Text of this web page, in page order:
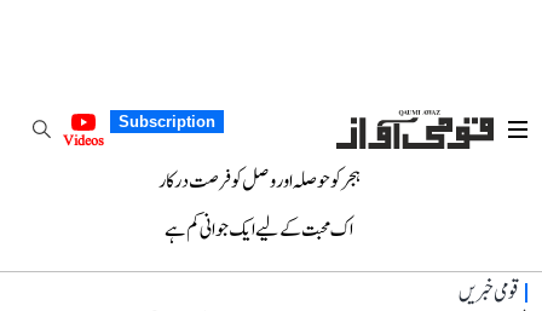
Subscription
Videos
ہجر کو حوصلہ اور وصل کو فرصت درکار
اک محبت کے لیے ایک جوانی کم ہے
قومی خبریں